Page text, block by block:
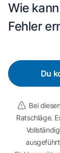
Wie
Fehler
Du
Bei
Ratschläge.